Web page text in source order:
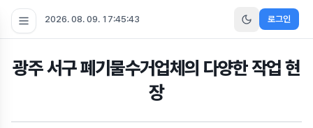
2026. 08. 09. 17:45:44 로그인
광주 서구 폐기물수거업체의 다양한 작업 현
장